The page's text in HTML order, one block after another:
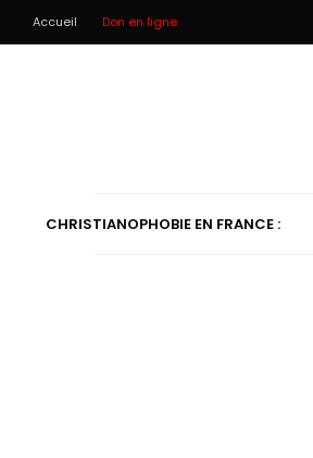
Accueil Don en ligne
CHRISTIANOPHOBIE EN FRANCE :